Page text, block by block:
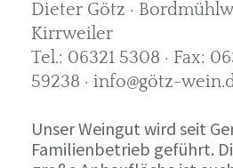
Dieter Götz ·
Kirrweiler
Tel.: 06321 5308 · Fax:
59238 · info@götz-
Unser Weingut wird seit
Familienbetrieb geführt.